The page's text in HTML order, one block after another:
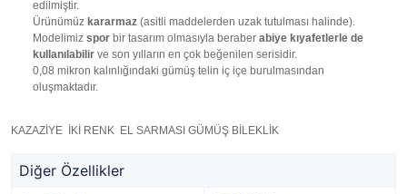
edilmiştir.
Ürünümüz kararmaz (asitli maddelerden uzak tutulması halinde).
Modelimiz spor bir tasarım olmasıyla beraber abiye kıyafetlerle de
kullanılabilir ve son yılların en çok beğenilen serisidir.
0,08 mikron kalınlığındaki gümüş telin iç içe burulmasından
oluşmaktadır.
KAZAZİYE İKİ RENK EL SARMASI GÜMÜŞ BİLEKLİK
Diğer Özellikler